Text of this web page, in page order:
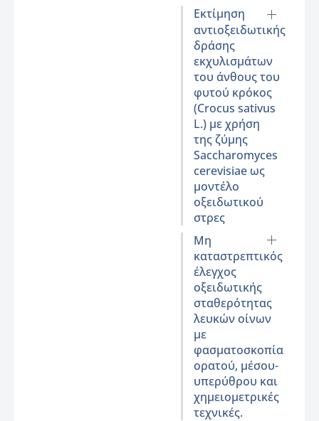
Εκτίμηση
αντιοξειδωτικής
δράσης
εκχυλισμάτων
του άνθους του
φυτού κρόκος
(Crocus sativus
L.) με χρήση
της ζύμης
Saccharomyces
cerevisiae ως
μοντέλο
οξειδωτικού
στρες
Μη
καταστρεπτικός
έλεγχος
οξειδωτικής
σταθερότητας
λευκών οίνων
με
φασματοσκοπία
ορατού, μέσου-
υπερύθρου και
χημειομετρικές
τεχνικές.